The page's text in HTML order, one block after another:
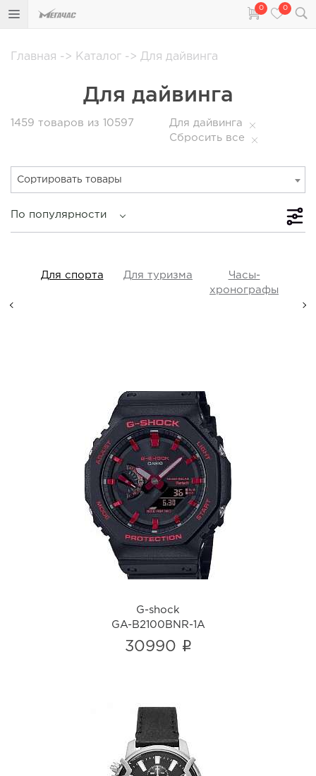
0 0
Главная -> Каталог -> Для дайвинга
Для дайвинга
1459 товаров из 10597
Для дайвинга
Сбросить все
Сортировать товары
По популярности
Для спорта Для туризма
Часы-
хронографы
G-shock
GA-B2100BNR-1A
i
G-shock
GA-B2100BNR-1A
30990 i